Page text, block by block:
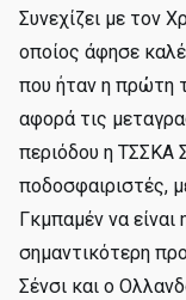
Συνεχίζει με τον
οποίος άφησε
που ήταν η πρώτη
αφορά τις
περιόδου η ΤΣΣΚΑ
ποδοσφαιριστές,
Γκμπαμέν να
σημαντικότερη
Σένσι και ο